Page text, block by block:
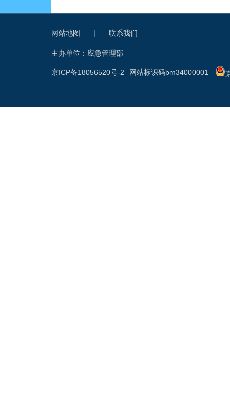
网站地图 | 联系我们
主办单位：应急管理部
网站标识码bm34000001
京ICP备18056520号-2